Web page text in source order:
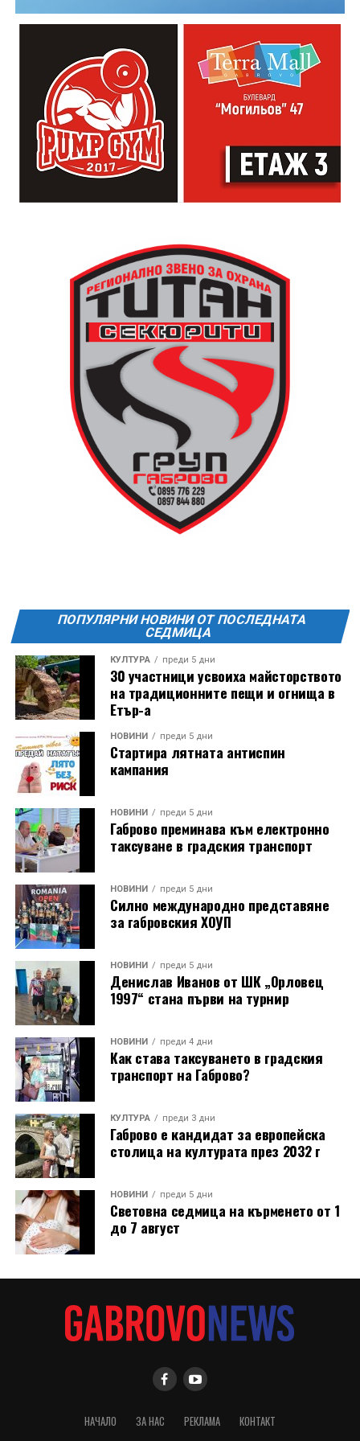
„Часовниковата кула има изключително силно
регулира времето. Тя е и форма на справедливост и
именно тя прави едно населено място град“,
коментира Симеонов.
Сто и пет години след построяването на първата
часовникова кула, механизмът ѝ е заменен с нов,
дело на двама тревненски майстори – Генчо Колев и
Христо Василев, през 1883 година. Той работи до
1945 година, когато самата кула е съборена. Нейното
жители, съхранено и предадено по-късно на
дряновския музей.
Години след разрушаването на кулата се заражда
инициатива за нейното възстановяване, обединила
местни културни дейци – сред тях творецът Иван
Койчев и етнографът Бонка Тихова. Усилията им се
увенчават с успех и на 8 септември 1984 година
часовниковата кула, с работещия век по-рано
механизъм, е официално открита наново. Самият
механизъм е възстановен година по-рано, през 1983
г., от майстор Илия Ковачев, който изковава
липсващите му части. Днес неговият син, Иван
Ковачев, продължава делото на баща си, като се
грижи за техническата поддръжка на механизма и
отстранява евентуални повреди.
Разказаната от Симеонов история разкрива и
любопитен детайл около самото местоположение на
новата кула. Архитект Илия Лефтеров е трябвало да
търси подходящо място за нейното изграждане, тъй
като до средата на 80-те години на нейното
оригинално място вече били построени сградите на
Община Дряново и на полицията.
видят в детайли как се навива часовникът, как се
ПОПУЛЯРНИ НОВИНИ ОТ ПОСЛЕДНАТА
СЕДМИЦА
КУЛТУРА преди 5 дни
30 участници усвоиха майсторството
на традиционните пещи и огнища в
Етър-а
НОВИНИ преди 5 дни
Стартира лятната антиспин
кампания
НОВИНИ преди 5 дни
Габрово преминава към електронно
таксуване в градския транспорт
НОВИНИ преди 5 дни
Силно международно представяне
за габровския ХОУП
НОВИНИ преди 5 дни
Денислав Иванов от ШК „Орловец
1997“ стана първи на турнир
НОВИНИ преди 4 дни
Как става таксуването в градския
транспорт на Габрово?
КУЛТУРА преди 3 дни
Габрово е кандидат за европейска
столица на културата през 2032 г
НОВИНИ преди 5 дни
Световна седмица на кърменето от 1
до 7 август
НАЧАЛО ЗА НАС РЕКЛАМА КОНТАКТ